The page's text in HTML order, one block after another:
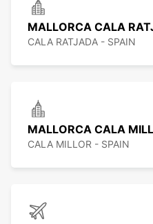
MALLORCA CALA
CALA RATJADA - SPAIN
MALLORCA CALA
CALA MILLOR - SPAIN